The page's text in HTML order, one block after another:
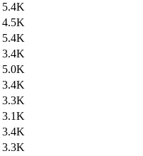
5.4K
4.5K
5.4K
3.4K
5.0K
3.4K
3.3K
3.1K
3.4K
3.3K